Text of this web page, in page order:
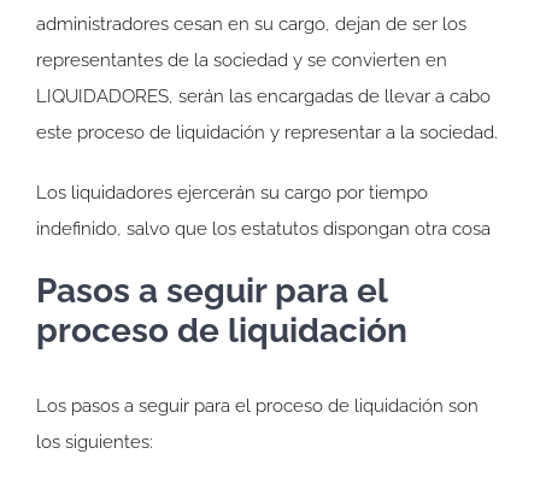
administradores cesan en su cargo, dejan de ser los
representantes de la sociedad y se convierten en
LIQUIDADORES, serán las encargadas de llevar a cabo
este proceso de liquidación y representar a la sociedad.
Los liquidadores ejercerán su cargo por tiempo
indefinido, salvo que los estatutos dispongan otra cosa
Pasos a seguir para el
proceso de liquidación
Los pasos a seguir para el proceso de liquidación son
los siguientes: